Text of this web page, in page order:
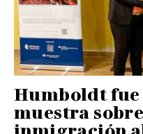
Humboldt fue
muestra